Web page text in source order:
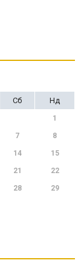
Сб Нд
1
7 8
14 15
21 22
28 29